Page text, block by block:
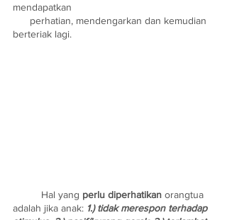
mendapatkan
berteriak lagi.
	Hal yang
perlu diperhatikan orangtua
adalah jika anak: 1.) tidak merespon terhadap